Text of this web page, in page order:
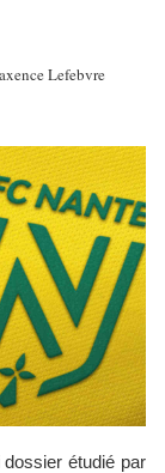
Lefebvre